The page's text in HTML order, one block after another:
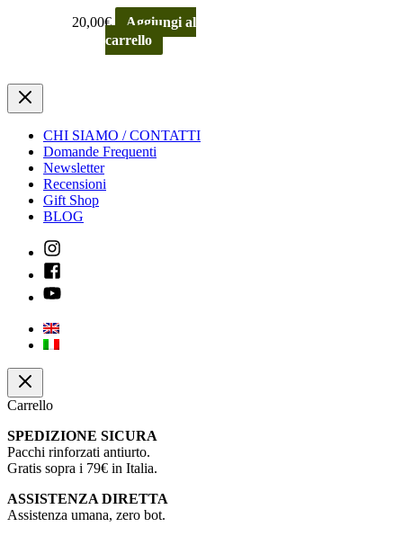
20,00€
Aggiungi al
carrello
CHI SIAMO / CONTATTI
Domande Frequenti
Newsletter
Recensioni
Gift Shop
BLOG
Carrello
SPEDIZIONE SICURA
Pacchi rinforzati antiurto.
Gratis sopra i 79€ in Italia.
ASSISTENZA DIRETTA
Assistenza umana, zero bot.